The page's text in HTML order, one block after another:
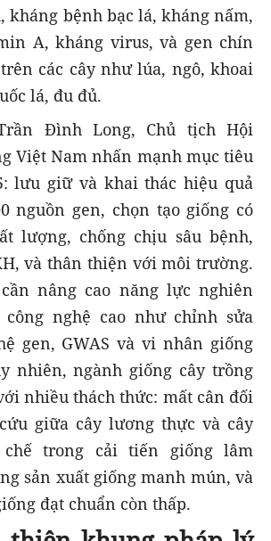
kháng bệnh bạc lá, kháng nấm,
A, kháng virus, và gen chín
các cây như lúa, ngô, khoai
lá, đu đủ.
Trần Đình Long, Chủ tịch Hội
Việt Nam nhấn mạnh mục tiêu
lưu giữ và khai thác hiệu quả
nguồn gen, chọn tạo giống có
lượng, chống chịu sâu bệnh,
và thân thiện với môi trường.
nâng cao năng lực nghiên
công nghệ cao như chỉnh sửa
gen, GWAS và vi nhân giống
nhiên, ngành giống cây trồng
nhiều thách thức: mất cân đối
giữa cây lương thực và cây
trong cải tiến giống lâm
sản xuất giống manh mún, và
đạt chuẩn còn thấp.